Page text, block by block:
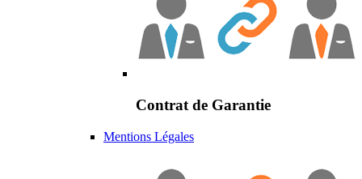
Contrat de Garantie
Mentions Légales